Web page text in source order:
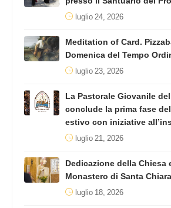
luglio 24, 2026
Meditation of Card.
Domenica del Tempo
luglio 23, 2026
La Pastorale Giovanile
conclude la prima fase
estivo con iniziative
luglio 21, 2026
Dedicazione della Chiesa
Monastero di Santa Chiara
luglio 18, 2026